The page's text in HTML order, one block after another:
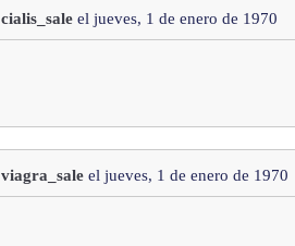
cialis_sale el jueves, 1 de enero de 1970
viagra_sale el jueves, 1 de enero de 1970